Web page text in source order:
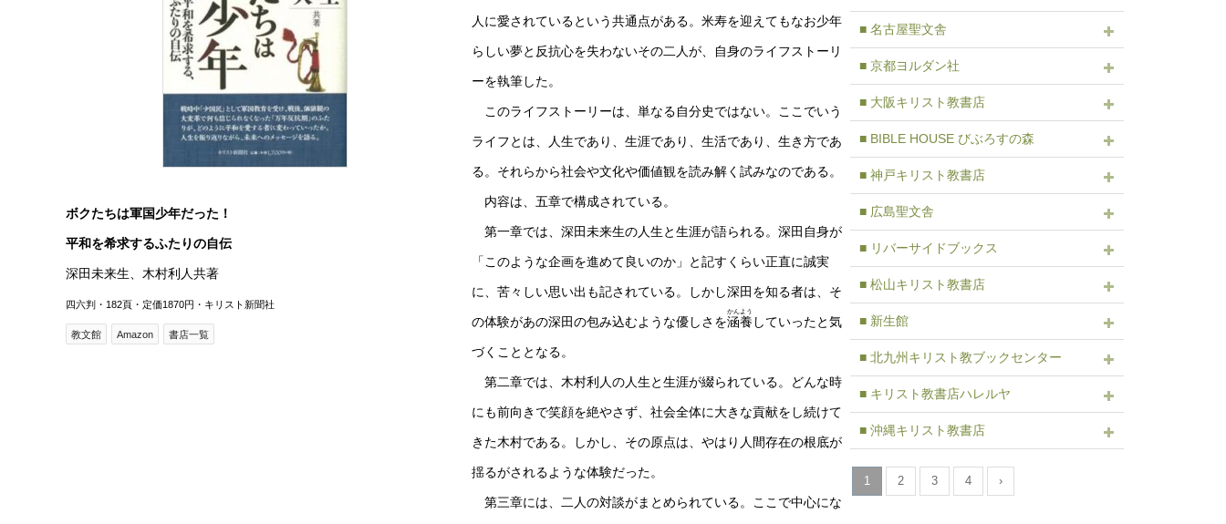
ボクたちは軍国少年だった！
平和を希求するふたりの自伝
深田未来生、木村利人共著
四六判・182頁・定価1870円・キリスト新聞社
教文館 Amazon 書店一覧
人に愛されているという共通点がある。米寿を迎えてもなお少年
らしい夢と反抗心を失わないその二人が、自身のライフストーリ
ーを執筆した。
このライフストーリーは、単なる自分史ではない。ここでいう
ライフとは、人生であり、生涯であり、生活であり、生き方であ
る。それらから社会や文化や価値観を読み解く試みなのである。
内容は、五章で構成されている。
第一章では、深田未来生の人生と生涯が語られる。深田自身が
「このような企画を進めて良いのか」と記すくらい正直に誠実
に、苦々しい思い出も記されている。しかし深田を知る者は、そ
の体験があの深田の包み込むような優しさを涵
かん
養
よう
していったと気
づくこととなる。
第二章では、木村利人の人生と生涯が綴られている。どんな時
にも前向きで笑顔を絶やさず、社会全体に大きな貢献をし続けて
きた木村である。しかし、その原点は、やはり人間存在の根底が
揺るがされるような体験だった。
第三章には、二人の対談がまとめられている。ここで中心にな
■ 名古屋聖文舎
■ 京都ヨルダン社
■ 大阪キリスト教書店
■ BIBLE HOUSE びぶろすの森
■ 神戸キリスト教書店
■ 広島聖文舎
■ リバーサイドブックス
■ 松山キリスト教書店
■ 新生館
■ 北九州キリスト教ブックセンター
■ キリスト教書店ハレルヤ
■ 沖縄キリスト教書店
1 2 3 4 ›